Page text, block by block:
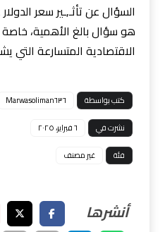
السؤال عن تأثـ,ـير سعر
هو سؤال بالغ الأهمية،
الاقتصادية المتسارعة التي
كتب بواسطة
Marwasoliman٦٣٦
نشرت في
٦ فبراير، ٢٠٢٥
فئة
غير مصنف